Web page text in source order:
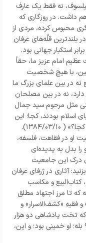
نه فقط یک عارف
داشت. در روزگاری که
محبوس کرده، مردی از
قلّه‌های عرفان
استکبار جهانی بود.
امام عزیز ما، حقاً
با هیچ شخصیت
در بین علمای بزرگ ما
دارد، نه در بین مصلحان
مثل مرحوم سید جمال
اسلام بودند، کجا؛ این
( ۱۳۸۴/۰۳/۱۰).
او در فقاهت، فلسفه،
بدل به پدیده‌ای
درک این جامعیت
آثاری در ژرفای عرفان
کتاب‌البیع و مکاسب
که تا مرز اجتهاد مطلق
«کشف‌الاسرار» و
تخت پادشاهی دو هزار
او خمینی بود؛ و این،